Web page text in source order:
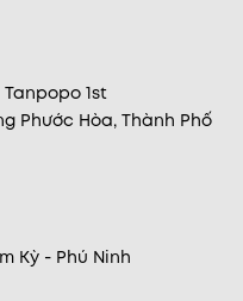
1st
Phước Hòa, Thành Phố
Kỳ - Phú Ninh